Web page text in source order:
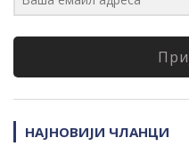
НАЈНОВИЈИ ЧЛАНЦИ